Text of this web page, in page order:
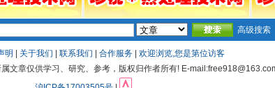
高级搜索
明 关于我们 联系我们 合作服务| 欢迎浏览,您是第位访客
文章仅供学习、研究、参考，版权归作者所有! E-